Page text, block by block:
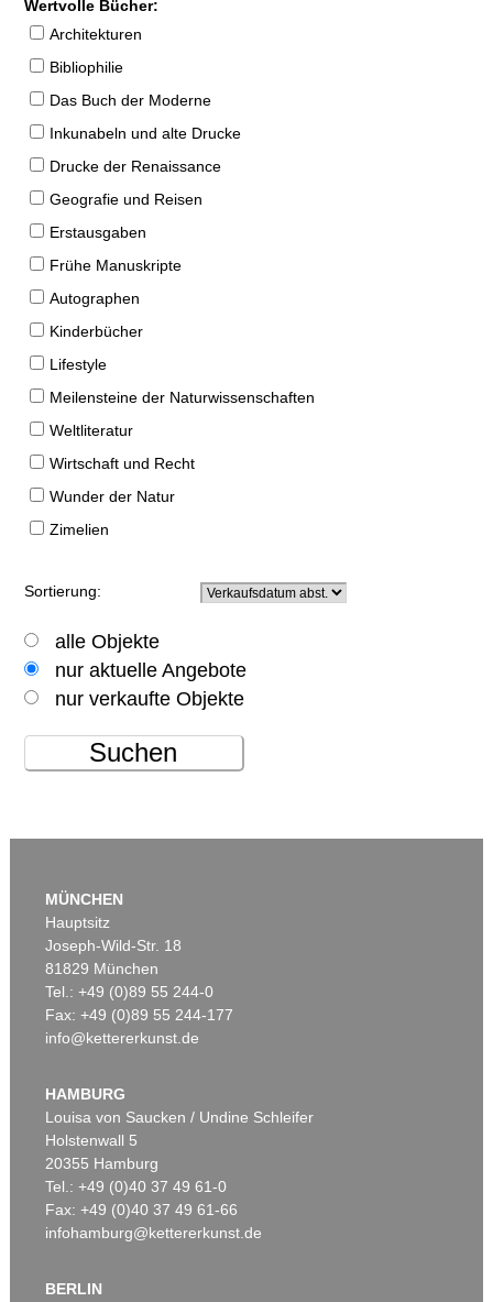
Wertvolle Bücher:
Architekturen
Bibliophilie
Das Buch der Moderne
Inkunabeln und alte Drucke
Drucke der Renaissance
Geografie und Reisen
Erstausgaben
Frühe Manuskripte
Autographen
Kinderbücher
Lifestyle
Meilensteine der Naturwissenschaften
Weltliteratur
Wirtschaft und Recht
Wunder der Natur
Zimelien
Sortierung:
alle Objekte
nur aktuelle Angebote
nur verkaufte Objekte
Suchen
MÜNCHEN
Hauptsitz
Joseph-Wild-Str. 18
81829 München
Tel.: +49 (0)89 55 244-0
Fax: +49 (0)89 55 244-177
info@kettererkunst.de
HAMBURG
Louisa von Saucken / Undine Schleifer
Holstenwall 5
20355 Hamburg
Tel.: +49 (0)40 37 49 61-0
Fax: +49 (0)40 37 49 61-66
infohamburg@kettererkunst.de
BERLIN